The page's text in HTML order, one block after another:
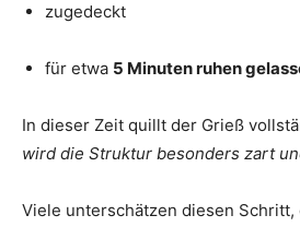
zugedeckt
für etwa 5 Minuten ruhen
In dieser Zeit quillt der Grieß
wird die Struktur besonders zart
Viele unterschätzen diesen Schritt,